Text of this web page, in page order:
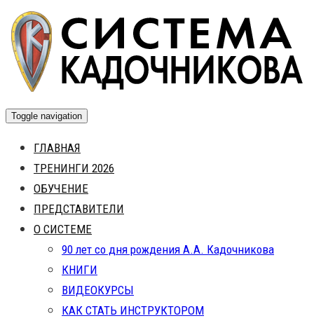
Skip
to
content
Toggle navigation
ГЛАВНАЯ
ТРЕНИНГИ 2026
ОБУЧЕНИЕ
ПРЕДСТАВИТЕЛИ
О СИСТЕМЕ
90 лет со дня рождения А.А. Кадочникова
КНИГИ
ВИДЕОКУРСЫ
КАК СТАТЬ ИНСТРУКТОРОМ